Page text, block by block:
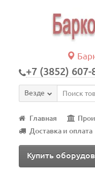
+7 (3852) 607-
Везде
Главная
Доставка и оплата
Купить